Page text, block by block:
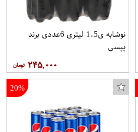
نوشابه ی1.5 لیتری 6عددی برند
پپسی
۲۴۵,۰۰۰
20%